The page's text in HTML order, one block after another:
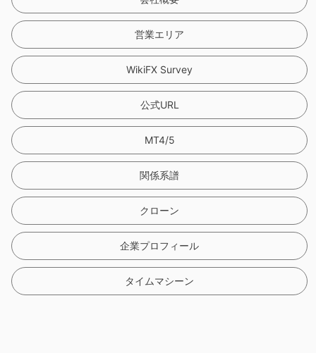
営業エリア
WikiFX Survey
公式URL
MT4/5
関係系譜
クローン
企業プロフィール
タイムマシーン